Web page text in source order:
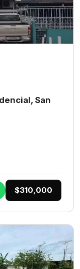
San
$310,000